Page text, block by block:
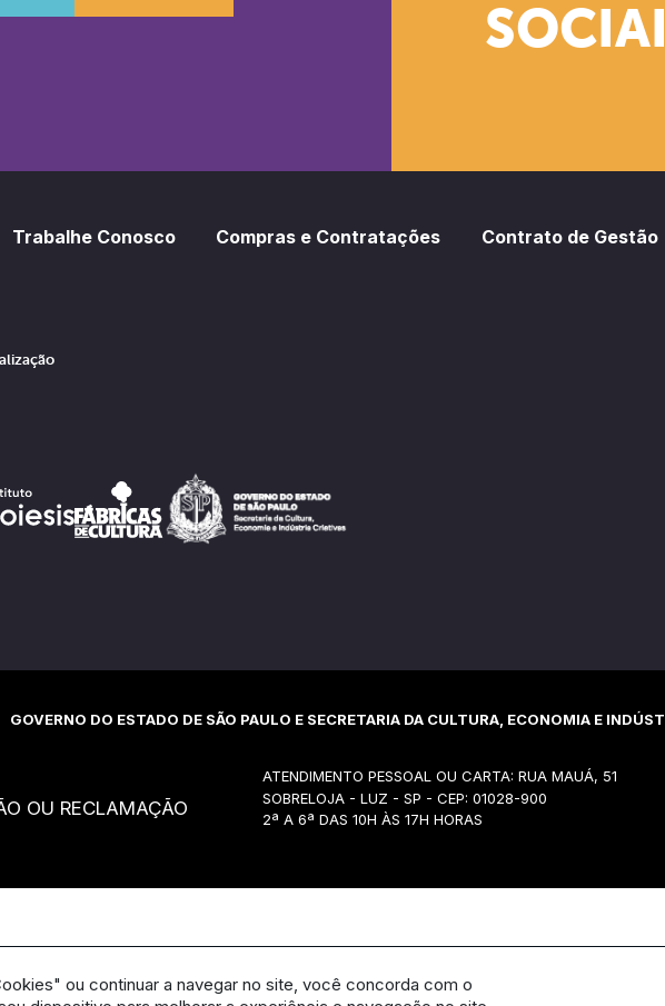
Trabalhe Conosco Compras e Contratações Contrato de Gestão
GOVERNO DO ESTADO DE SÃO PAULO E SECRETARIA DA CULTURA, ECONOMIA E
OU RECLAMAÇÃO
ATENDIMENTO PESSOAL OU CARTA: RUA MAUÁ, 51
SOBRELOJA - LUZ - SP - CEP: 01028-900
2ª A 6ª DAS 10H ÀS 17H HORAS
ou continuar a navegar no site, você concorda com o